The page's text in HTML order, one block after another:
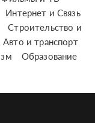
Интернет и Связь
Строительство и
Авто и транспорт
Образование